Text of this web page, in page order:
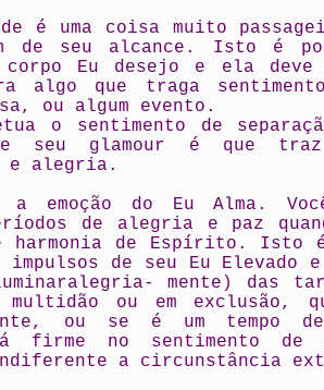
é uma coisa muito
de seu alcance. Isto é
corpo Eu desejo e ela
algo que traga
ou algum evento.
o sentimento de
seu glamour é que traz
e alegria.
emoção do Eu Alma.
de alegria e paz
harmonia de Espírito. Isto
impulsos de seu Eu Elevado
mente) das
multidão ou em exclusão,
ou se é um tempo
firme no sentimento
a circunstância